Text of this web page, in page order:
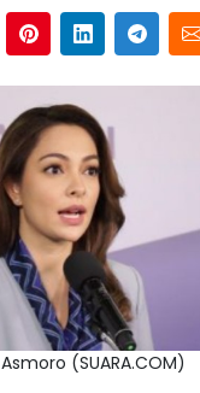
(SUARA.COM)